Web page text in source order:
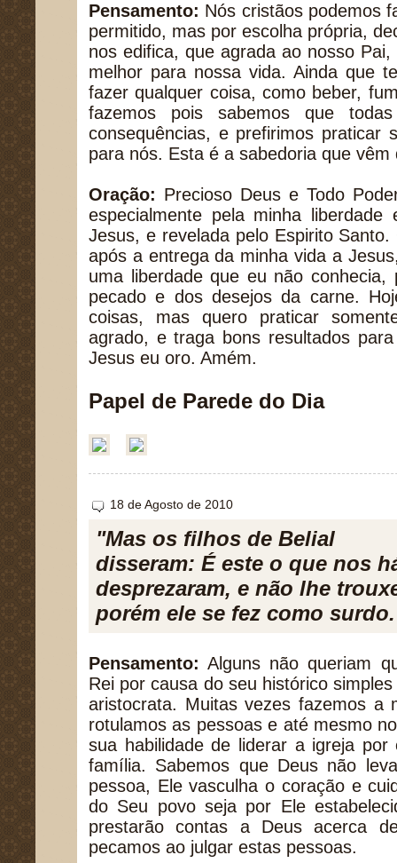
Pensamento: Nós cristãos podemos
permitido, mas por escolha própria,
nos edifica, que agrada ao nosso
melhor para nossa vida. Ainda que
fazer qualquer coisa, como beber,
fazemos pois sabemos que
consequências, e prefirimos praticar
para nós. Esta é a sabedoria que
Oração: Precioso Deus e Todo
especialmente pela minha liberdade
Jesus, e revelada pelo Espirito
após a entrega da minha vida a
uma liberdade que eu não
pecado e dos desejos da carne.
coisas, mas quero praticar
agrado, e traga bons resultados
Jesus eu oro. Amém.
Papel de Parede do Dia
18 de Agosto de 2010
"Mas os filhos de Belial
disseram: É este o que nos
desprezaram, e não lhe
porém ele se fez como
Pensamento: Alguns não queriam
Rei por causa do seu histórico
aristocrata. Muitas vezes fazemos a
rotulamos as pessoas e até mesmo
sua habilidade de liderar a igreja
família. Sabemos que Deus não
pessoa, Ele vasculha o coração e
do Seu povo seja por Ele
prestarão contas a Deus acerca
pecamos ao julgar estas pessoas.